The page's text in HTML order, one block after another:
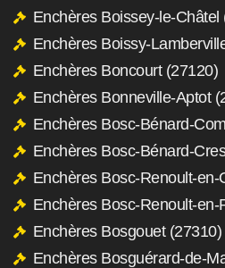
Enchères Boissey-le-Châtel
Enchères Boissy-
Enchères Boncourt (27120)
Enchères Bonneville-Aptot
Enchères Bosc-Bénard-
Enchères Bosc-Bénard-
Enchères Bosc-Renoult-en-
Enchères Bosc-Renoult-en-
Enchères Bosgouet (27310)
Enchères Bosguérard-de-